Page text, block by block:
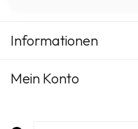
Informationen
Mein Konto